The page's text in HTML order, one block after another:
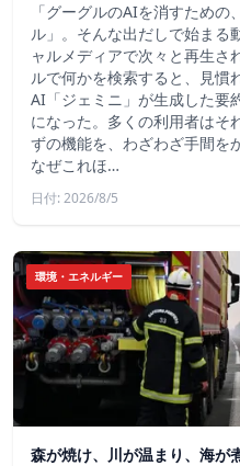
「グーグルのAIを消すため
ル」。そんな出だしで始まる
ャルメディアで次々と再生さ
ルで何かを検索すると、見慣
AI「ジェミニ」が生成した要
になった。多くの利用者はそ
ずの機能を、わざわざ手間を
なぜこれほ…
日付: 2026/8/5
環境・エネルギー
森が焼け、川が温まり、海が